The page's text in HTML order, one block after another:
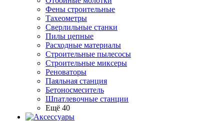
Фены строительные
Тахеометры
Сверлильные станки
Пилы цепные
Расходные материалы
Строительные пылесосы
Строительные миксеры
Реноваторы
Паяльная станция
Бетоносмеситель
Шпатлевочные станции
Ещё 40